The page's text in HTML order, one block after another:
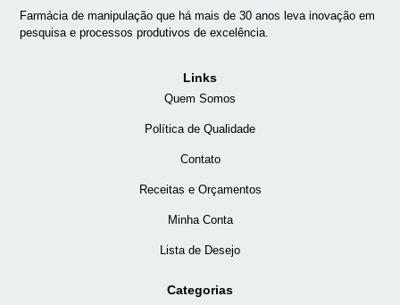
Farmácia de manipulação que há mais de 30 anos leva inovação em
pesquisa e processos produtivos de excelência.
Links
Quem Somos
Política de Qualidade
Contato
Receitas e Orçamentos
Minha Conta
Lista de Desejo
Categorias